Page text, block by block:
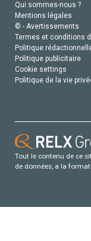
Qui sommes-nous ?
Mentions légales
© - Avertissements
Termes et conditions
Politique
Politique publicitaire
Cookie settings
Politique de la vie
Tout le contenu de ce
de données, a la